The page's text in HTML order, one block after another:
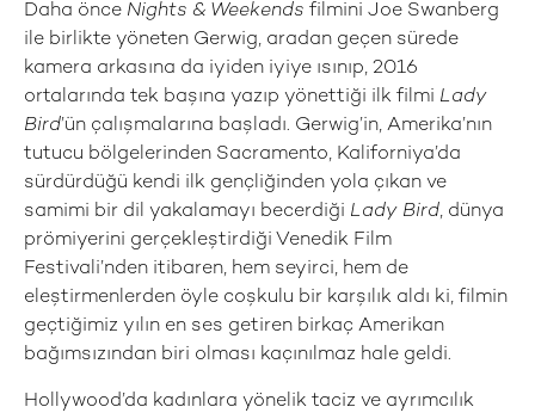
Daha önce Nights & Weekends filmini Joe Swanberg
ile birlikte yöneten Gerwig, aradan geçen sürede
kamera arkasına da iyiden iyiye ısınıp, 2016
ortalarında tek başına yazıp yönettiği ilk filmi Lady
Bird’ün çalışmalarına başladı. Gerwig’in, Amerika’nın
tutucu bölgelerinden Sacramento, Kaliforniya’da
sürdürdüğü kendi ilk gençliğinden yola çıkan ve
samimi bir dil yakalamayı becerdiği Lady Bird, dünya
prömiyerini gerçekleştirdiği Venedik Film
Festivali’nden itibaren, hem seyirci, hem de
eleştirmenlerden öyle coşkulu bir karşılık aldı ki, filmin
geçtiğimiz yılın en ses getiren birkaç Amerikan
bağımsızından biri olması kaçınılmaz hale geldi.
Hollywood’da kadınlara yönelik taciz ve ayrımcılık